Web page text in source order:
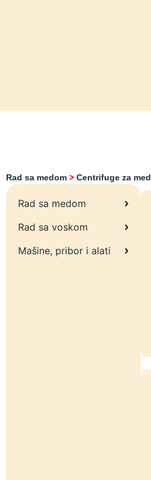
Rad sa medom > Centrifuge za med
Rad sa medom
Rad sa voskom
Mašine, pribor i alati